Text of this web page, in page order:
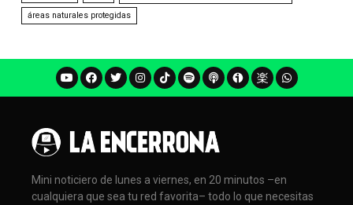
áreas naturales protegidas
Mini noticiero de lunes a viernes, en 20 minutos –en
cualquiera que sea tu red favorita– todo lo que necesitas